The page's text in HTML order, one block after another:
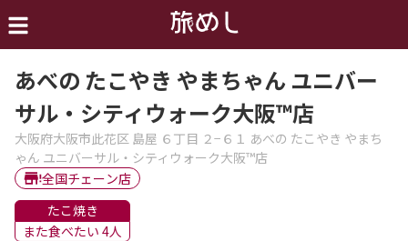
あべの たこやき やまちゃん ユニバー
サル・シティウォーク大阪™店
大阪府大阪市此花区 島屋 ６丁目 ２−６１ あべの たこやき やまち
ゃん ユニバーサル・シティウォーク大阪™店
全国チェーン店
たこ焼き
また食べたい 4人